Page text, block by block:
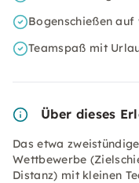
Bogenschießen
Teamspaß mit
Über dieses
Das etwa
Wettbewerbe
Distanz) mit kleinen